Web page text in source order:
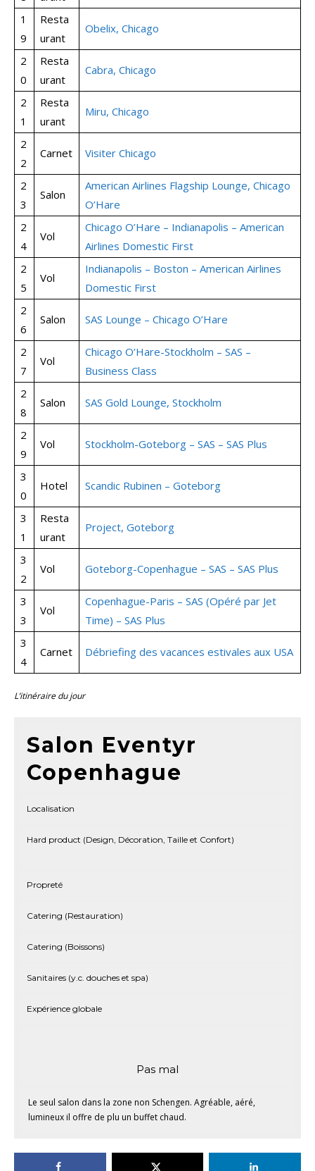
1
9
Resta
urant
Obelix, Chicago
2
0
Resta
urant
Cabra, Chicago
2
1
Resta
urant
Miru, Chicago
2
2
Carnet Visiter Chicago
2
3
Salon
American Airlines Flagship Lounge, Chicago
O’Hare
2
4
Vol
Chicago O’Hare – Indianapolis – American
Airlines Domestic First
2
5
Vol
Indianapolis – Boston – American Airlines
Domestic First
2
6
Salon SAS Lounge – Chicago O’Hare
2
7
Vol
Chicago O’Hare-Stockholm – SAS –
Business Class
2
8
Salon SAS Gold Lounge, Stockholm
2
9
Vol Stockholm-Goteborg – SAS – SAS Plus
3
0
Hotel Scandic Rubinen – Goteborg
3
1
Resta
urant
Project, Goteborg
3
2
Vol Goteborg-Copenhague – SAS – SAS Plus
3
3
Vol
Copenhague-Paris – SAS (Opéré par Jet
Time) – SAS Plus
3
4
Carnet Débriefing des vacances estivales aux USA
L’itinéraire du jour
Salon Eventyr
Copenhague
Localisation
Hard product (Design, Décoration, Taille et Confort)
Propreté
Catering (Restauration)
Catering (Boissons)
Sanitaires (y.c. douches et spa)
Expérience globale
Pas mal
Le seul salon dans la zone non Schengen. Agréable, aéré,
lumineux il offre de plu un buffet chaud.